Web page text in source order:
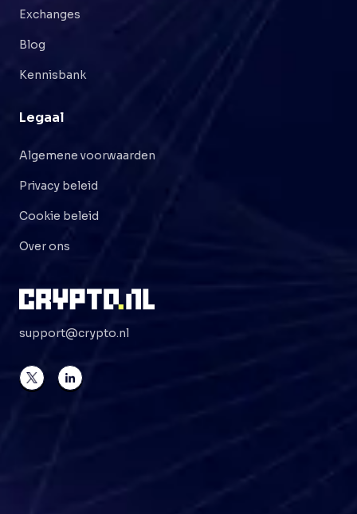
Exchanges
Blog
Kennisbank
Legaal
Algemene voorwaarden
Privacy beleid
Cookie beleid
Over ons
support@crypto.nl